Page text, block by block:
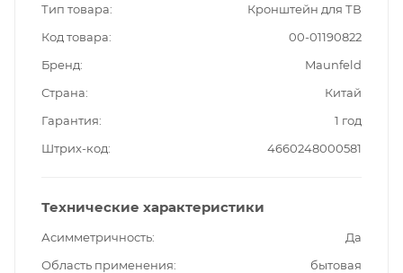
Тип товара
Кронштейн для ТВ
Код товара
00-01190822
Бренд
Maunfeld
Страна
Китай
Гарантия
1 год
Штрих-код
4660248000581
Технические характеристики
Асимметричность
Да
Область применения
бытовая